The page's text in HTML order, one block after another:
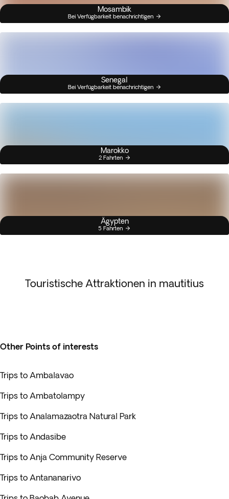
Mosambik
Bei Verfügbarkeit benachrichtigen
Senegal
Bei Verfügbarkeit benachrichtigen
Marokko
2 Fahrten
Ägypten
5 Fahrten
Touristische Attraktionen in mautitius
Other Points of interests
Trips to Ambalavao
Trips to Ambatolampy
Trips to Analamazaotra Natural Park
Trips to Andasibe
Trips to Anja Community Reserve
Trips to Antananarivo